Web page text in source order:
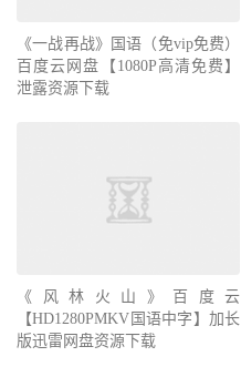
《一战再战》国语（免vip免费）
百度云网盘【1080P高清免费】
泄露资源下载
《风林火山》百度云
【HD1280PMKV国语中字】加长
版迅雷网盘资源下载